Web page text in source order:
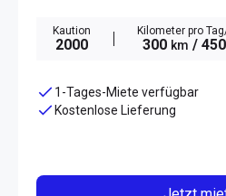
Kaution
2000
Kilometer pro
300 km /
1-Tages-Miete verfügbar
Kostenlose Lieferung